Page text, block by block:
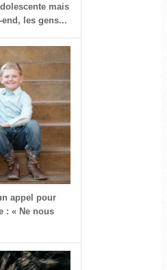
mais
end, les gens...
appel pour
: « Ne nous